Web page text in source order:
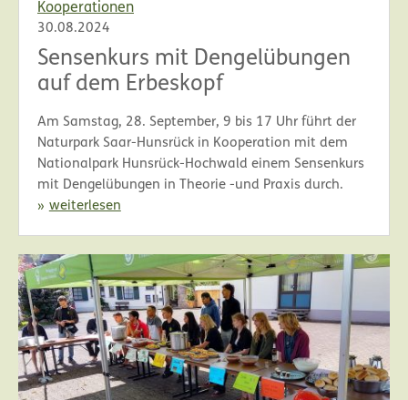
Kooperationen
30.08.2024
Sensenkurs mit Dengelübungen
auf dem Erbeskopf
Am Samstag, 28. September, 9 bis 17 Uhr führt der
Naturpark Saar-Hunsrück in Kooperation mit dem
Nationalpark Hunsrück-Hochwald einem Sensenkurs
mit Dengelübungen in Theorie -und Praxis durch.
weiterlesen